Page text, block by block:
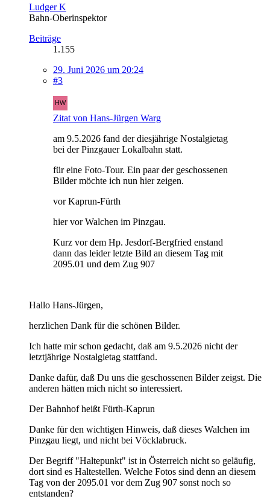
Ludger K
Bahn-Oberinspektor
Beiträge
1.155
29. Juni 2026 um 20:24
#3
Zitat von Hans-Jürgen Warg
am 9.5.2026 fand der diesjährige Nostalgietag
bei der Pinzgauer Lokalbahn statt.
für eine Foto-Tour. Ein paar der geschossenen
Bilder möchte ich nun hier zeigen.
vor Kaprun-Fürth
hier vor Walchen im Pinzgau.
Kurz vor dem Hp. Jesdorf-Bergfried enstand
dann das leider letzte Bild an diesem Tag mit
2095.01 und dem Zug 907
Hallo Hans-Jürgen,
herzlichen Dank für die schönen Bilder.
Ich hatte mir schon gedacht, daß am 9.5.2026 nicht der
letztjährige Nostalgietag stattfand.
Danke dafür, daß Du uns die geschossenen Bilder zeigst. Die
anderen hätten mich nicht so interessiert.
Der Bahnhof heißt Fürth-Kaprun
Danke für den wichtigen Hinweis, daß dieses Walchen im
Pinzgau liegt, und nicht bei Vöcklabruck.
Der Begriff "Haltepunkt" ist in Österreich nicht so geläufig,
dort sind es Haltestellen. Welche Fotos sind denn an diesem
Tag von der 2095.01 vor dem Zug 907 sonst noch so
entstanden?